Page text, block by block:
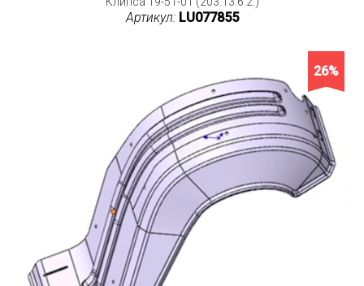
Артикул: LU077855
26%